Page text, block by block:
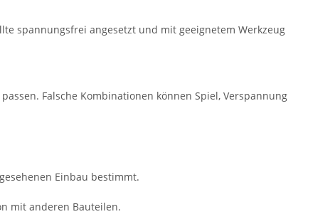
spannungsfrei angesetzt und mit geeignetem Werkzeug
Falsche Kombinationen können Spiel, Verspannung
Einbau bestimmt.
mit anderen Bauteilen.